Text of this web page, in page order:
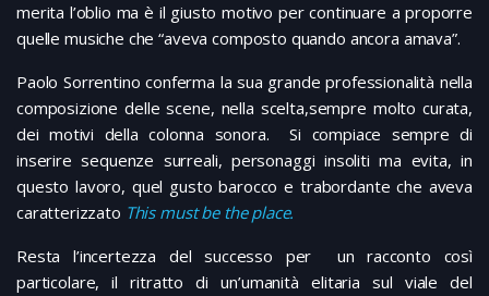
merita l’oblio ma è il giusto motivo per continuare a proporre
quelle musiche che “aveva composto quando ancora amava”.
Paolo Sorrentino conferma la sua grande professionalità nella
composizione delle scene, nella scelta,sempre molto curata,
dei motivi della colonna sonora. Si compiace sempre di
inserire sequenze surreali, personaggi insoliti ma evita, in
questo lavoro, quel gusto barocco e trabordante che aveva
caratterizzato This must be the place.
Resta l’incertezza del successo per un racconto così
particolare, il ritratto di un’umanità elitaria sul viale del